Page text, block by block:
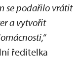
se podařilo vrátit
a vytvořit
ředitelka